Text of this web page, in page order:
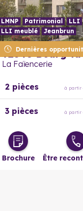
4 pièces à partir
5 pièces à partir
En savoir plus
Dernières
LMNP Patrimonial
LLI
LLI meublé
Jeanbrun
92340 Bourg-
La Faïencerie
2 pièces à partir
3 pièces à partir
Brochure Être